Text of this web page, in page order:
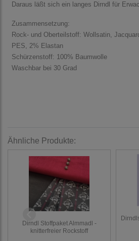
Daraus läßt sich ein langes Dirndl für
Zusammensetzung:
Rock- und Oberteilstoff: Wollsatin,
PES, 2% Elastan
Schürzenstoff: 100% Baumwolle
Waschbar bei 30 Grad
Ähnliche Produkte:
Dirndl Stoffpaket Almmadl -
knitterfreier Rockstoff